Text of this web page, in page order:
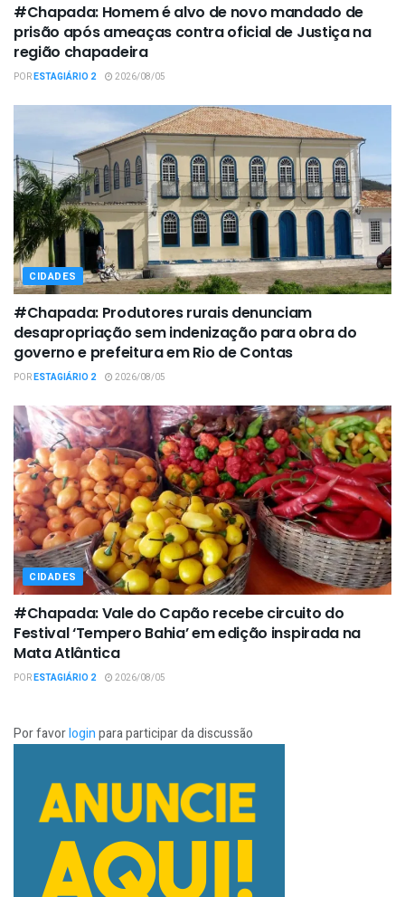
#Chapada: Homem é alvo de novo mandado de
prisão após ameaças contra oficial de Justiça na
região chapadeira
PORESTAGIÁRIO 2 2026/08/05
CIDADES
#Chapada: Produtores rurais denunciam
desapropriação sem indenização para obra do
governo e prefeitura em Rio de Contas
PORESTAGIÁRIO 2 2026/08/05
CIDADES
#Chapada: Vale do Capão recebe circuito do
Festival ‘Tempero Bahia’ em edição inspirada na
Mata Atlântica
PORESTAGIÁRIO 2 2026/08/05
Por favorloginpara participar da discussão